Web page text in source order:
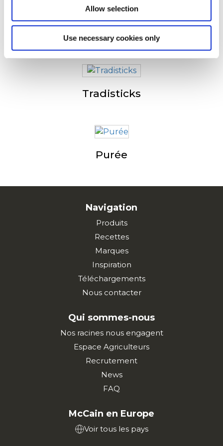
Allow selection
Use necessary cookies only
Wedges Skin-On Seasoned
Tradisticks
Purée
Navigation
Produits
Recettes
Marques
Inspiration
Téléchargements
Nous contacter
Qui sommes-nous
Nos racines nous engagent
Espace Agriculteurs
Recrutement
News
FAQ
McCain en Europe
Voir tous les pays